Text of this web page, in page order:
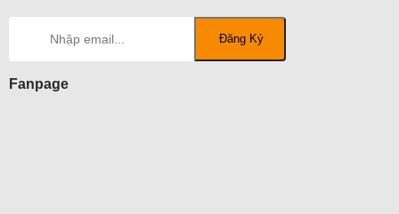
Fanpage